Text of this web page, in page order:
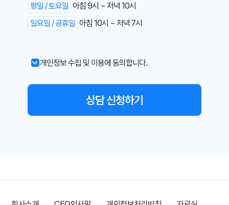
평일 / 토요일 아침 9시 ~ 저녁 10시
일요일 / 공휴일 아침 10시 ~ 저녁 7시
개인정보 수집 및 이용에 동의합니다.